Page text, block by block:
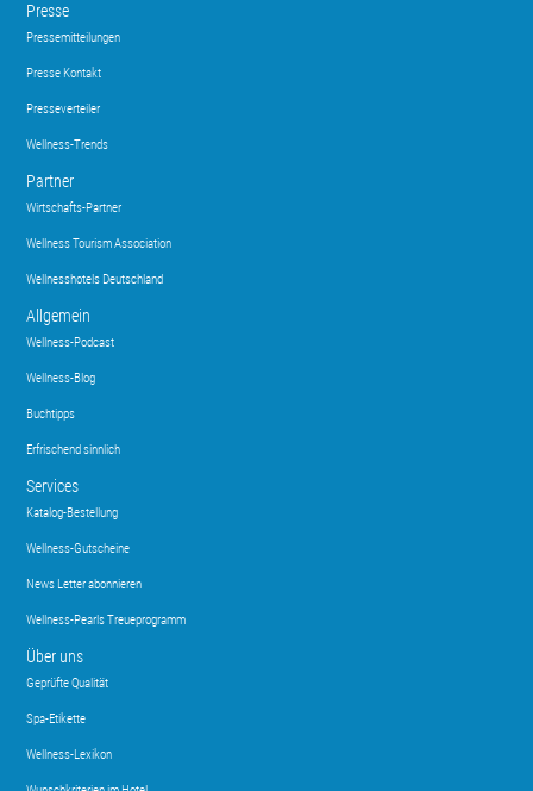
Presse
Pressemitteilungen
Presse Kontakt
Presseverteiler
Wellness-Trends
Partner
Wirtschafts-Partner
Wellness Tourism Association
Wellnesshotels Deutschland
Allgemein
Wellness-Podcast
Wellness-Blog
Buchtipps
Erfrischend sinnlich
Services
Katalog-Bestellung
Wellness-Gutscheine
News Letter abonnieren
Wellness-Pearls Treueprogramm
Über uns
Geprüfte Qualität
Spa-Etikette
Wellness-Lexikon